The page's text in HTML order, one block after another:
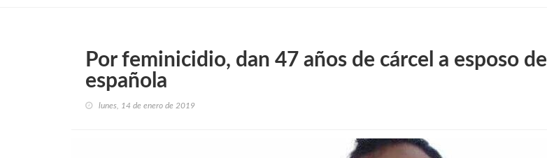
Por feminicidio, dan 47 años de cárcel a esposo de
española
lunes, 14 de enero de 2019